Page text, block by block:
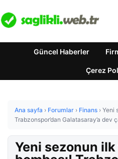
Güncel Haberler
Çerez
Ana sayfa › Forumlar › Finans › Yeni
Trabzonspor’dan Galatasaray’a dev
Yeni sezonun